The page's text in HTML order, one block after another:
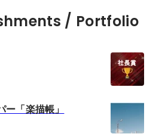
/ Portfolio
ー「楽描帳」